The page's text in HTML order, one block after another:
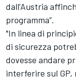
dall’Austria
programma”.
"In linea di
di sicurezza
dovesse andare
interferire sul GP,